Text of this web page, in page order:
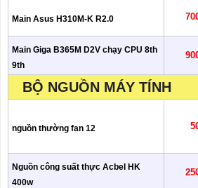
Main Asus H310M-K R2.0
Main Giga B365M D2V chạy CPU 8th
9th
BỘ NGUỒN MÁY TÍNH
nguồn thường fan 12
Nguồn công suất thực Acbel HK
400w